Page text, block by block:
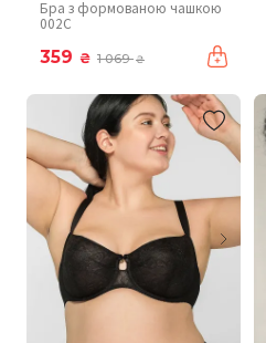
Бра з формованою чашкою
002C
359 ₴ 1 069₴